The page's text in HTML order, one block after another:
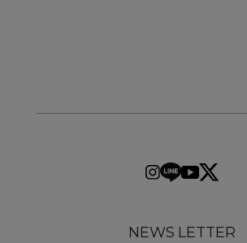
NEWS LETTER